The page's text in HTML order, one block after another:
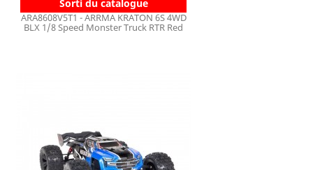
Sorti du catalogue
ARA8608V5T1 - ARRMA KRATON 6S 4WD
BLX 1/8 Speed Monster Truck RTR Red